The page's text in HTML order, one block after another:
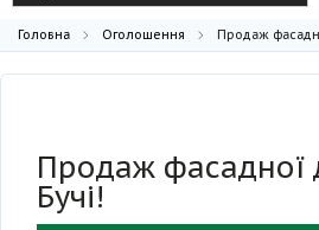
Головна Оголошення Продаж
Продаж фасадної
Бучі!